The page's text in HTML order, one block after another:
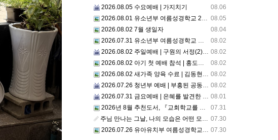
08.06
2026.08.05 수요예배 | 가지치기
08.05
2026.08.01 유소년부 여름성경학교 2일차
08.04
2026.08.02 7월 생일자
08.02
2026.07.31 유소년부 여름성경학교 첫째날
08.02
2026.08.02 주일예배 | 구원의 서정(2)부르심: 거절할 수 없는 은혜의 시작
08.02
2026.08.02 아기 첫 예배 참석 | 홍도영, 홍찬영 아기(홍석진, 임자현 집사 가정)
08.02
2026.08.02 새가족 양육 수료 | 김동현, 박현정 성도
08.02
2026.07.26 청년부 예배 | 부흥된 공동체4: 세상 앞에서1
08.01
2026.07.31 금요예배 | 은혜를 발견한 사람
07.31
2026년 8월 추천도서, 『교회학교를 리셋하라』
07.30
주님 만나는 그날, 나의 모습은 어떤 모습으로 주님 앞에 서게 될까 ??????
07.30
2026.07.26 유아유치부 여름성경학교 2일차